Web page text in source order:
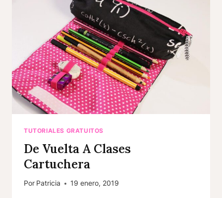
TUTORIALES GRATUITOS
De Vuelta A Clases
Cartuchera
Por Patricia 19 enero, 2019